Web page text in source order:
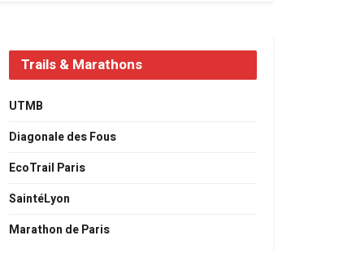
Trails & Marathons
UTMB
Diagonale des Fous
EcoTrail Paris
SaintéLyon
Marathon de Paris